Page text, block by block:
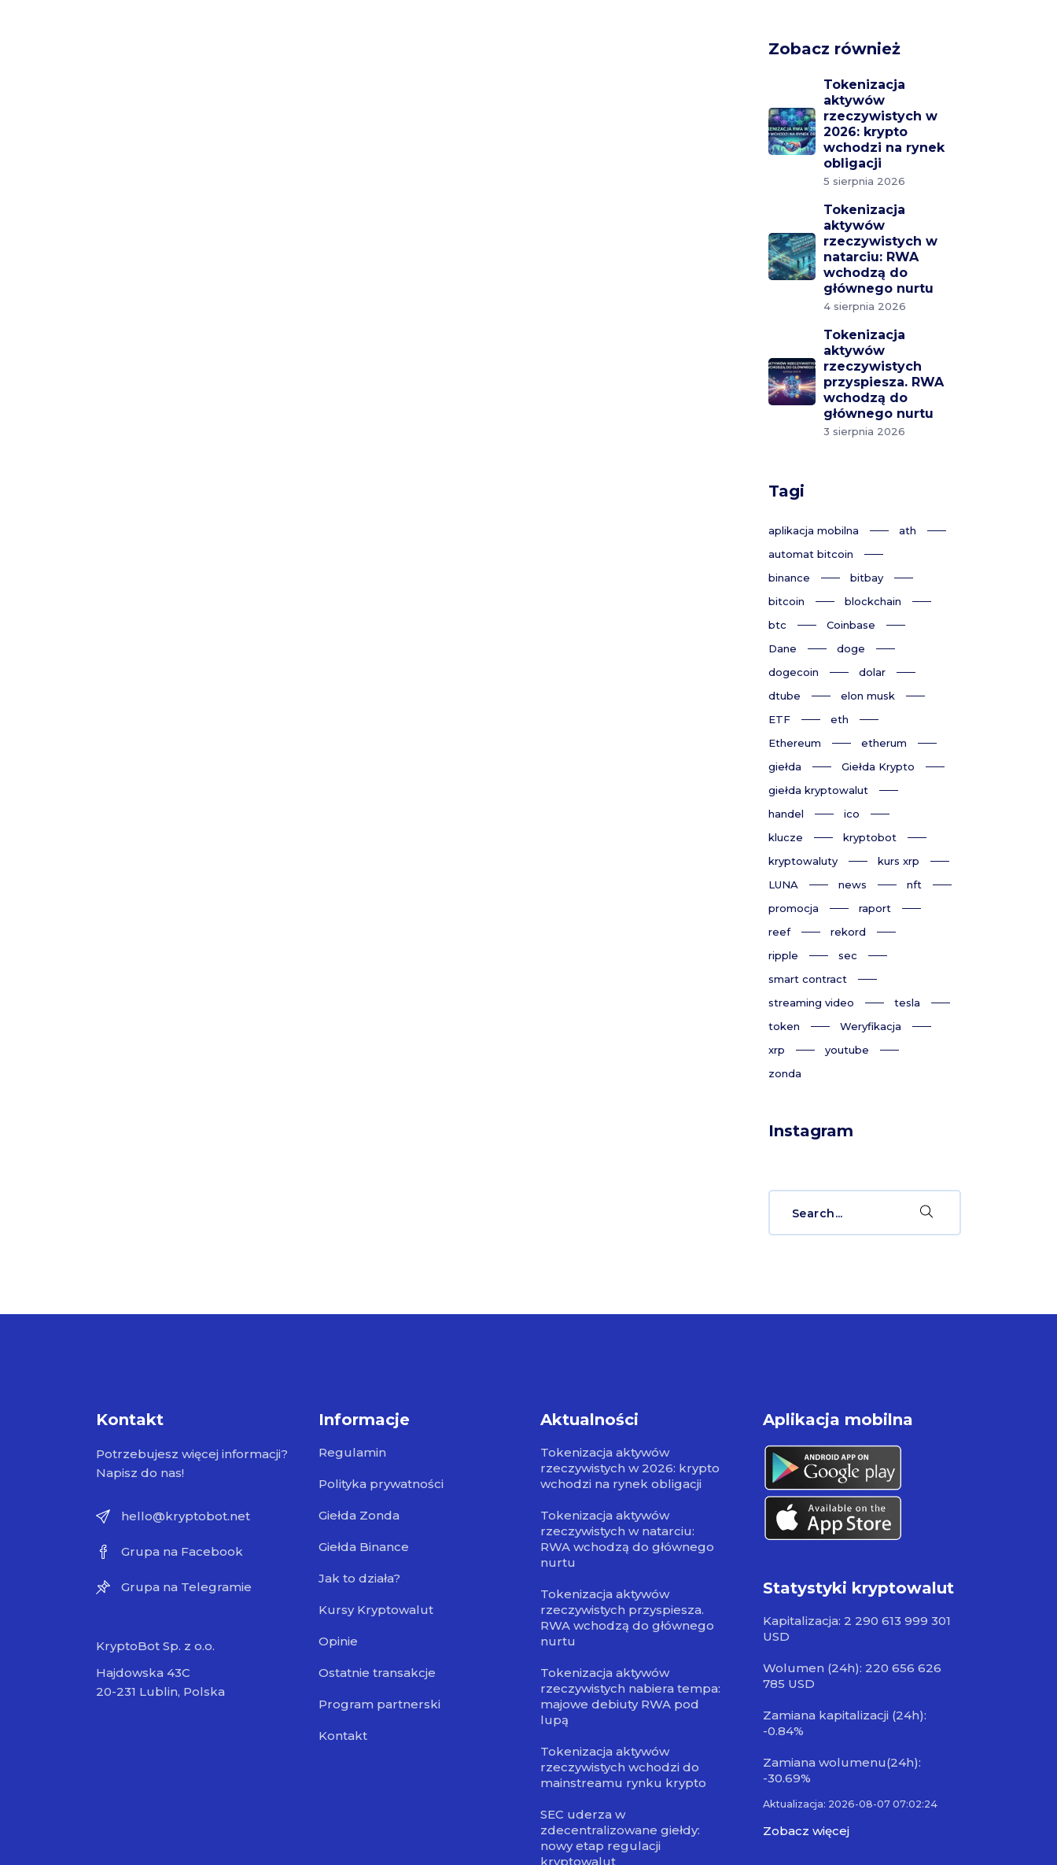
Zobacz również
Tokenizacja
aktywów
rzeczywistych w
2026: krypto
wchodzi na rynek
obligacji
5 sierpnia 2026
Tokenizacja
aktywów
rzeczywistych w
natarciu: RWA
wchodzą do
głównego nurtu
4 sierpnia 2026
Tokenizacja
aktywów
rzeczywistych
przyspiesza. RWA
wchodzą do
głównego nurtu
3 sierpnia 2026
Tagi
aplikacja mobilna
ath
automat bitcoin
binance
bitbay
bitcoin
blockchain
btc
Coinbase
Dane
doge
dogecoin
dolar
dtube
elon musk
ETF
eth
Ethereum
etherum
giełda
Giełda Krypto
giełda kryptowalut
handel
ico
klucze
kryptobot
kryptowaluty
kurs xrp
LUNA
news
nft
promocja
raport
reef
rekord
ripple
sec
smart contract
streaming video
tesla
token
Weryfikacja
xrp
youtube
zonda
Instagram
Kontakt
Potrzebujesz więcej informacji?
Napisz do nas!
hello@kryptobot.net
Grupa na Facebook
Grupa na Telegramie
KryptoBot Sp. z o.o.
Hajdowska 43C
20-231 Lublin, Polska
Informacje
Regulamin
Polityka prywatności
Giełda Zonda
Giełda Binance
Jak to działa?
Kursy Kryptowalut
Opinie
Ostatnie transakcje
Program partnerski
Kontakt
Aktualności
Tokenizacja aktywów
rzeczywistych w 2026: krypto
wchodzi na rynek obligacji
Tokenizacja aktywów
rzeczywistych w natarciu:
RWA wchodzą do głównego
nurtu
Tokenizacja aktywów
rzeczywistych przyspiesza.
RWA wchodzą do głównego
nurtu
Tokenizacja aktywów
rzeczywistych nabiera tempa:
majowe debiuty RWA pod
lupą
Tokenizacja aktywów
rzeczywistych wchodzi do
mainstreamu rynku krypto
SEC uderza w
zdecentralizowane giełdy:
nowy etap regulacji
kryptowalut
Aplikacja mobilna
Statystyki kryptowalut
Kapitalizacja: 2 290 613 999 301
USD
Wolumen (24h): 220 656 626
785 USD
Zamiana kapitalizacji (24h):
-0.84%
Zamiana wolumenu(24h):
-30.69%
Aktualizacja: 2026-08-07 07:02:24
Zobacz więcej